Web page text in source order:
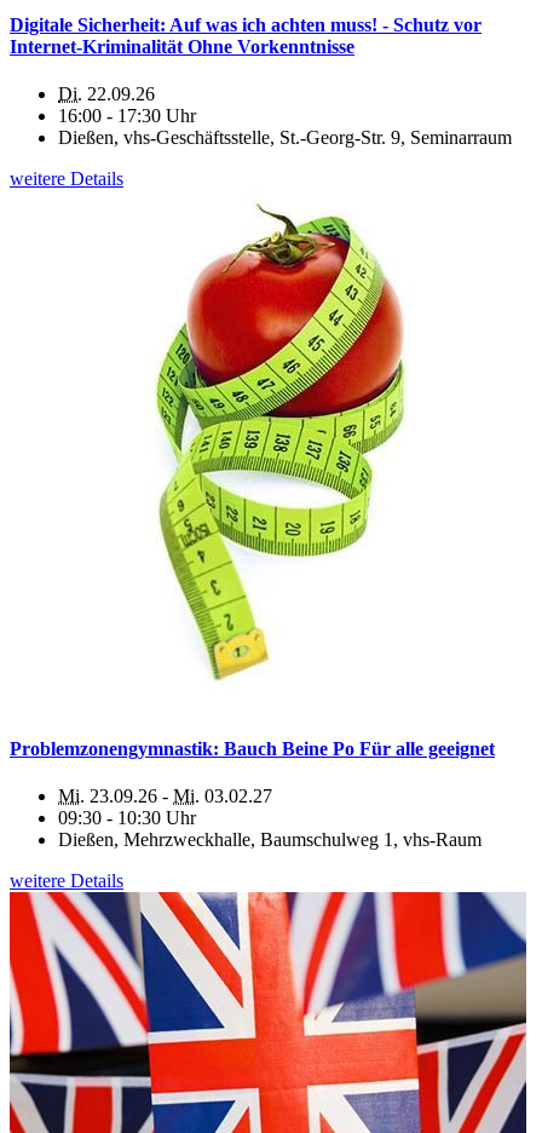
Digitale Sicherheit: Auf was ich achten muss! - Schutz vor
Internet-Kriminalität Ohne Vorkenntnisse
Di. 22.09.26
16:00 - 17:30 Uhr
Dießen, vhs-Geschäftsstelle, St.-Georg-Str. 9, Seminarraum
weitere Details
Problemzonengymnastik: Bauch Beine Po Für alle geeignet
Mi. 23.09.26 - Mi. 03.02.27
09:30 - 10:30 Uhr
Dießen, Mehrzweckhalle, Baumschulweg 1, vhs-Raum
weitere Details